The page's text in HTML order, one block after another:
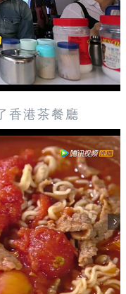
香港茶餐廳